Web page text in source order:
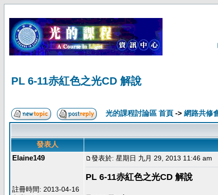
PL 6-11赤紅色之光CD 解說
光的課程討論區 首頁 -> 網路共修
發表人
Elaine149
註冊時間: 2013-04-16
發表於: 星期日 九月 29, 2013 11:46 am
PL 6-11赤紅色之光CD 解說